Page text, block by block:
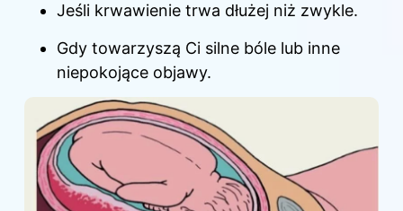
Jeśli krwawienie trwa dłużej niż zwykle.
Gdy towarzyszą Ci silne bóle lub inne
niepokojące objawy.